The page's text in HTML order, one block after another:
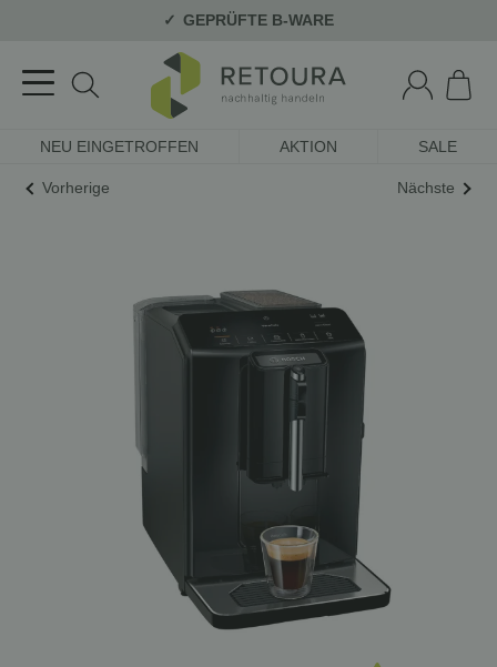
GEPRÜFTE B-WARE
NEU EINGETROFFEN AKTION SALE
Vorherige Nächste